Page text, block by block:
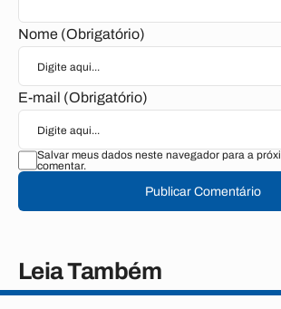
Nome (Obrigatório)
E-mail (Obrigatório)
Salvar meus dados neste navegador para a
comentar.
Publicar Comentário
Leia Também